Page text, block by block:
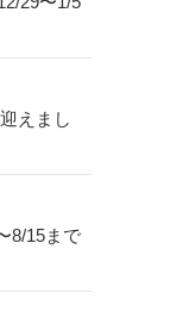
えまし
8/15まで